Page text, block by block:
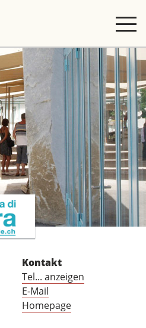
Kontakt
Tel... anzeigen
E-Mail
Homepage